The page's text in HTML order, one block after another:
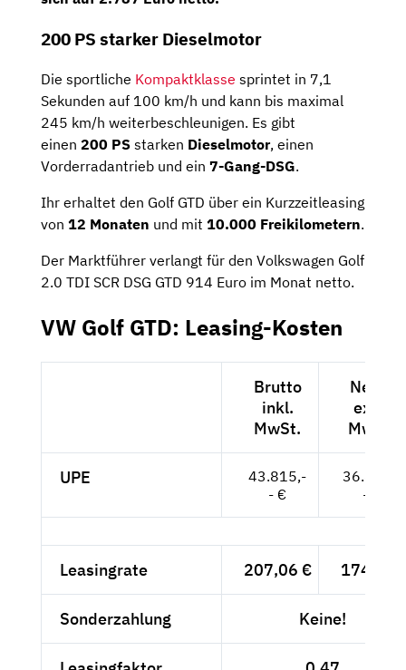
200 PS starker Dieselmotor
Die sportliche Kompaktklasse sprintet in 7,1
Sekunden auf 100 km/h und kann bis maximal
245 km/h weiterbeschleunigen. Es gibt
einen 200 PS starken Dieselmotor, einen
Vorderradantrieb und ein 7-Gang-DSG.
Ihr erhaltet den Golf GTD über ein Kurzzeitleasing
von 12 Monaten und mit 10.000 Freikilometern.
Der Marktführer verlangt für den Volkswagen Golf
2.0 TDI SCR DSG GTD 914 Euro im Monat netto.
VW Golf GTD: Leasing-Kosten
Brutto
inkl.
MwSt.
Netto
exkl.
MwSt.
UPE
43.815,-
- €
36.819,-
- €
Leasingrate 207,06 € 174,-- €
Sonderzahlung Keine!